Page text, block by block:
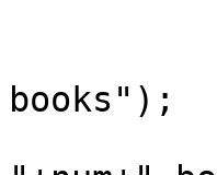
books");